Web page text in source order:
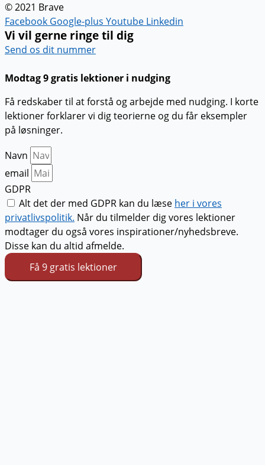
© 2021 Brave
Facebook Google-plus Youtube Linkedin
Vi vil gerne ringe til dig
Send os dit nummer
Modtag 9 gratis lektioner i nudging
Få redskaber til at forstå og arbejde med nudging. I korte
lektioner forklarer vi dig teorierne og du får eksempler
på løsninger.
Navn
email
GDPR
Alt det der med GDPR kan du læse her i vores
privatlivspolitik. Når du tilmelder dig vores lektioner
modtager du også vores inspirationer/nyhedsbreve.
Disse kan du altid afmelde.
Få 9 gratis lektioner